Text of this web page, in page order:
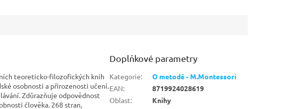
teoreticko-filozofických knih
osobnosti a přirozenosti učení.
Zdůrazňuje odpovědnost
člověka. 268 stran,
Doplňkové parametry
Kategorie:
O metodě - M.Montessori
EAN:
8719924028619
Oblast: Knihy